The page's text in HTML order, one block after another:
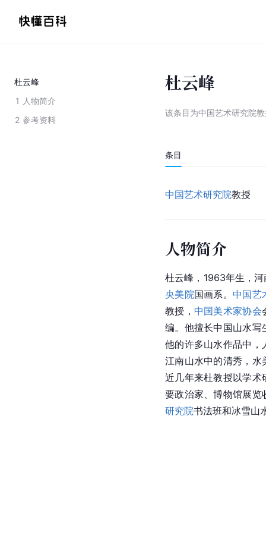
杜云峰
1 人物简介
2 参考资料
杜云峰
该条目为中国艺术研究院
条目
中国艺术研究院教授
人物简介
杜云峰，1963年生，
央美院国画系。中国艺
教授， 中国美术家协会
编。他擅长中国山水写
他的许多山水作品中，
江南山水中的清秀，水
近几年来杜教授以学术
要政治家、博物馆展
研究院书法班和冰雪山